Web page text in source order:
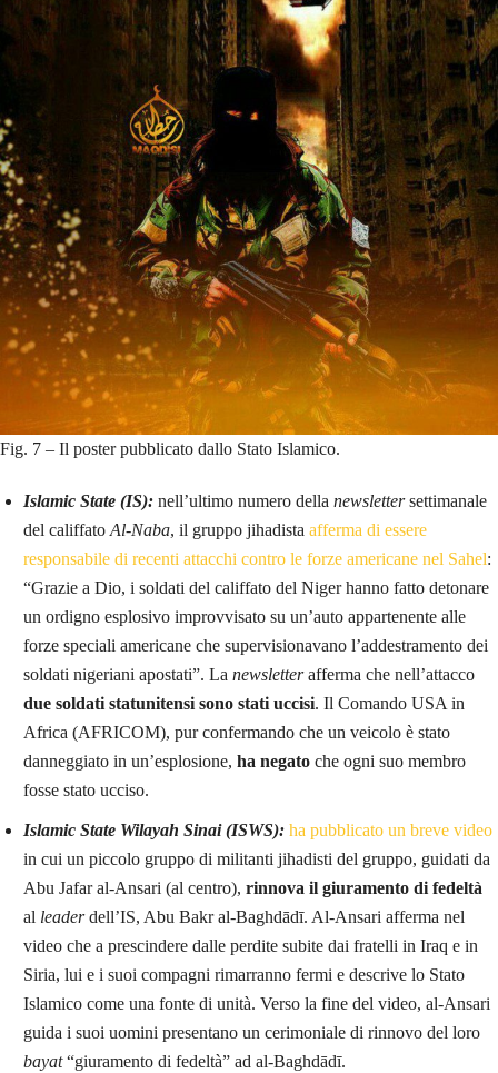
Fig. 7 – Il poster pubblicato dallo Stato Islamico.
Islamic State (IS): nell’ultimo numero della newslettersettimanale
del califfato Al-Naba, il gruppo jihadista afferma di essere
responsabile di recenti attacchi contro le forze americane nel Sahel:
“Grazie a Dio, i soldati del califfato del Niger hanno fatto detonare
un ordigno esplosivo improvvisato su un’auto appartenente alle
forze speciali americane che supervisionavano l’addestramento dei
soldati nigeriani apostati”. La newsletterafferma che nell’attacco
due soldati statunitensi sono stati uccisi. Il Comando USA in
Africa (AFRICOM), pur confermando che un veicolo è stato
danneggiato in un’esplosione, ha negato che ogni suo membro
fosse stato ucciso.
Islamic State Wilayah Sinai (ISWS): ha pubblicato un breve video
in cui un piccolo gruppo di militanti jihadisti del gruppo, guidati da
Abu Jafar al-Ansari (al centro), rinnova il giuramento di fedeltà
al leaderdell’IS, Abu Bakr al-Baghdādī. Al-Ansari afferma nel
video che a prescindere dalle perdite subite dai fratelli in Iraq e in
Siria, lui e i suoi compagni rimarranno fermi e descrive lo Stato
Islamico come una fonte di unità. Verso la fine del video, al-Ansari
guida i suoi uomini presentano un cerimoniale di rinnovo del loro
bayat“giuramento di fedeltà” ad al-Baghdādī.